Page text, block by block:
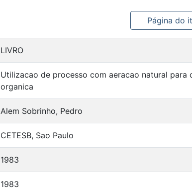
Página do
LIVRO
Utilizacao de processo com aeracao natural
organica
Alem Sobrinho, Pedro
CETESB, Sao Paulo
1983
1983